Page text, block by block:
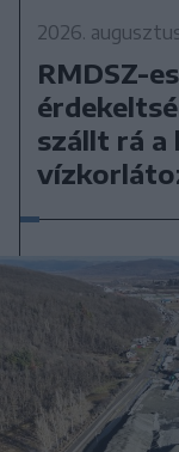
2026.
RMDSZ-
szállt rá a